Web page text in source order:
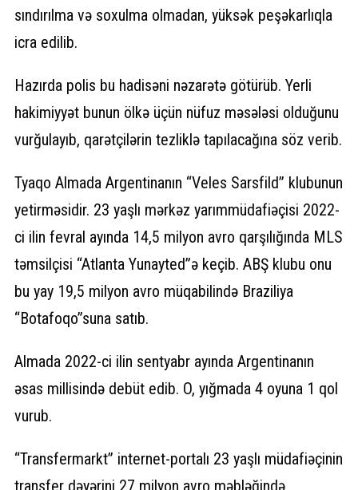
sındırılma və soxulma olmadan, yüksək peşəkarlıqla
icra edilib.
Hazırda polis bu hadisəni nəzarətə götürüb. Yerli
hakimiyyət bunun ölkə üçün nüfuz məsələsi olduğunu
vurğulayıb, qarətçilərin tezliklə tapılacağına söz verib.
Tyaqo Almada Argentinanın “Veles Sarsfild” klubunun
yetirməsidir. 23 yaşlı mərkəz yarımmüdafiəçisi 2022-
ci ilin fevral ayında 14,5 milyon avro qarşılığında MLS
təmsilçisi “Atlanta Yunayted”ə keçib. ABŞ klubu onu
bu yay 19,5 milyon avro müqabilində Braziliya
“Botafoqo”suna satıb.
Almada 2022-ci ilin sentyabr ayında Argentinanın
əsas millisində debüt edib. O, yığmada 4 oyuna 1 qol
vurub.
“Transfermarkt” internet-portalı 23 yaşlı müdafiəçinin
transfer dəyərini 27 milyon avro məbləğində